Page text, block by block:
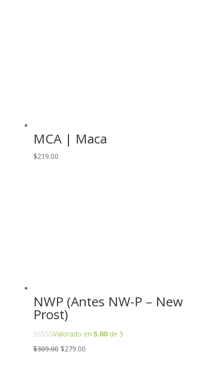
MCA | Maca
$219.00
NWP (Antes NW-P – New
Prost)
Valorado en 5.00de 5
$309.00 Original
$279.00Current